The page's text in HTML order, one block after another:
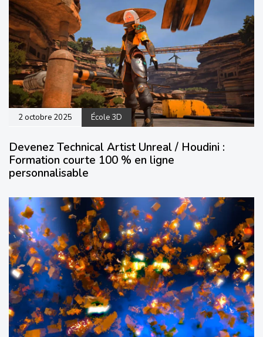
2 octobre 2025 École 3D
Devenez Technical Artist Unreal / Houdini :
Formation courte 100 % en ligne
personnalisable